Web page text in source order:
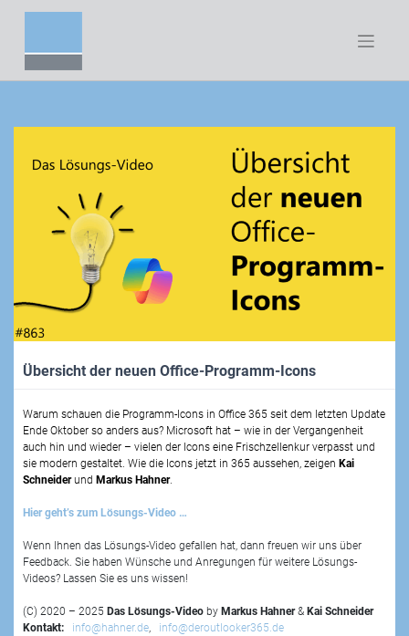
Übersicht der neuen Office-Programm-Icons
Warum schauen die Programm-Icons in Office 365 seit dem letzten Update
Ende Oktober so anders aus? Microsoft hat – wie in der Vergangenheit
auch hin und wieder – vielen der Icons eine Frischzellenkur verpasst und
sie modern gestaltet. Wie die Icons jetzt in 365 aussehen, zeigen Kai
Schneiderund Markus Hahner.
Hier geht’s zum Lösungs-Video …
Wenn Ihnen das Lösungs-Video gefallen hat, dann freuen wir uns über
Feedback. Sie haben Wünsche und Anregungen für weitere Lösungs-
Videos? Lassen Sie es uns wissen!
(C) 2020 – 2025 Das Lösungs-Video by Markus Hahner& Kai Schneider
Kontakt:
info@hahner.de, info@deroutlooker365.de